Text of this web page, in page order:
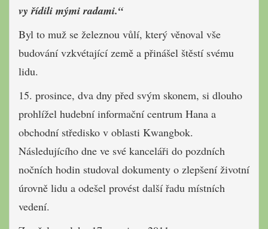
vy řídili mými radami.“
Byl to muž se železnou vůlí, který věnoval vše
budování vzkvétající země a přinášel štěstí svému
lidu.
15. prosince, dva dny před svým skonem, si dlouho
prohlížel hudební informační centrum Hana a
obchodní středisko v oblasti Kwangbok.
Následujícího dne ve své kanceláři do pozdních
nočních hodin studoval dokumenty o zlepšení životní
úrovně lidu a odešel provést další řadu místních
vedení.